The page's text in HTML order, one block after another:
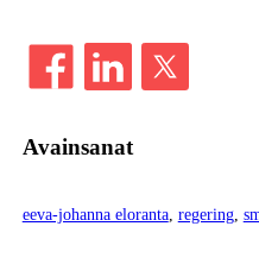
Avainsanat
eeva-johanna eloranta, regering,